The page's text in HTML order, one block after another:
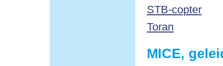
STB-copter
Toran
MICE,